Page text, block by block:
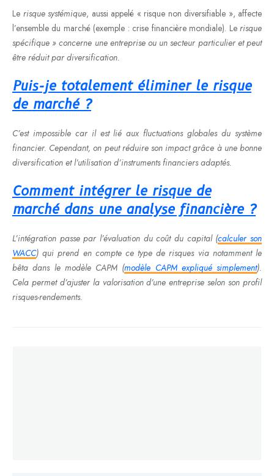
Le risque systémique, aussi appelé « risque non diversifiable », affecte
l’ensemble du marché (exemple : crise financière mondiale). Le risque
spécifique » concerne une entreprise ou un secteur particulier et peut
être réduit par diversification.
Puis-je totalement éliminer le risque
de marché ?
C’est impossible car il est lié aux fluctuations globales du système
financier. Cependant, on peut réduire son impact grâce à une bonne
diversification et l’utilisation d’instruments financiers adaptés.
Comment intégrer le risque de
marché dans une analyse financière ?
L’intégration passe par l’évaluation du coût du capital (calculer son
WACC) qui prend en compte ce type de risques via notamment le
bêta dans le modèle CAPM (modèle CAPM expliqué simplement).
Cela permet d’ajuster la valorisation d’une entreprise selon son profil
risques-rendements.